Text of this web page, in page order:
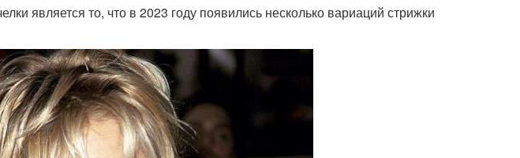
является то, что в 2023 году появились несколько вариаций стрижки